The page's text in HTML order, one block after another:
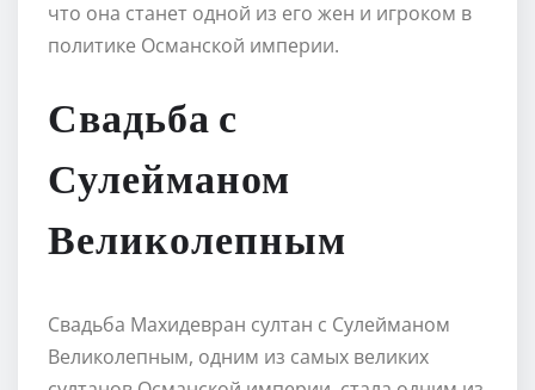
что она станет одной из его жен и игроком в
политике Османской империи.
Свадьба с
Сулейманом
Великолепным
Свадьба Махидевран султан с Сулейманом
Великолепным, одним из самых великих